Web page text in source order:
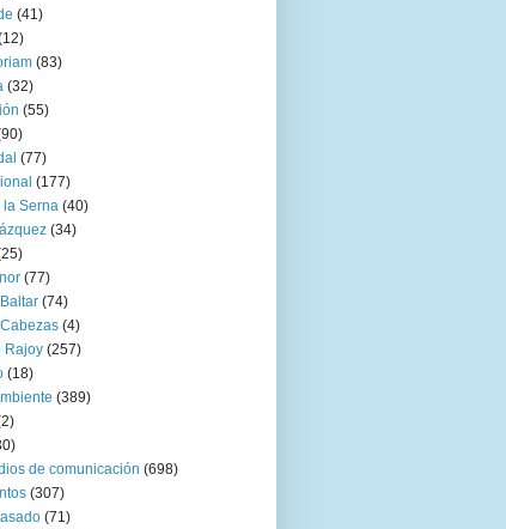
(41)
(83)
(32)
(55)
(77)
(177)
la Serna (40)
(34)
(77)
(74)
(4)
Rajoy (257)
(18)
(389)
de comunicación (698)
(307)
(71)